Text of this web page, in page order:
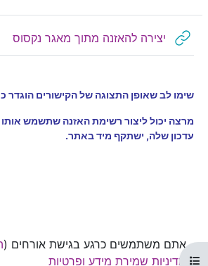
תצוגת רשימת הנושאים בקורס
יצירה להאזנה מתוך מאגר נקסוס
שימו לב שאופן התצוגה של הקישורים הוגדר
מרצה יכול ליצור רשימת האזנה שתשמש
עדכון שלה, ישתקף מיד באתר.
אתם משתמשים כרגע בגישת אורחים (
מדיניות שמירת מידע ופרטיות